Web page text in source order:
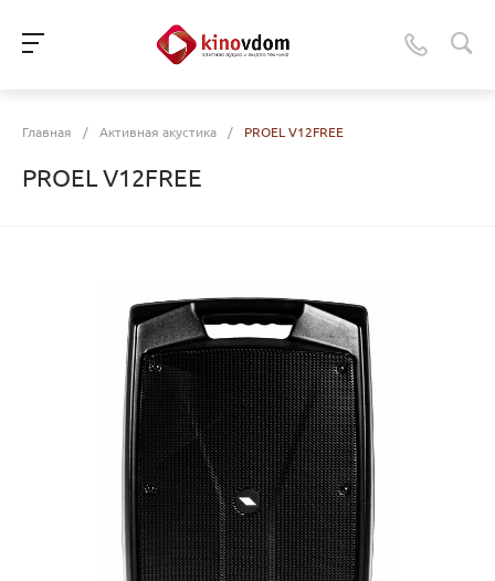
Главная / Активная акустика / PROEL V12FREE
PROEL V12FREE